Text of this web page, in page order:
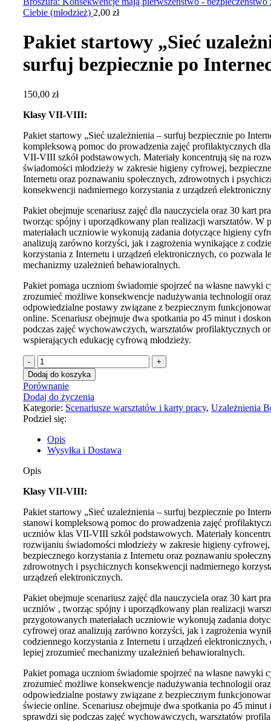
Ciebie (młodzież) 2,00 zł
Pakiet startowy „Sieć
surfuj bezpiecznie po
150,00 zł
Klasy VII-VIII:
Pakiet startowy „Sieć uzależnienia – surfuj bezpiecznie po
kompleksową pomoc do prowadzenia zajęć profilaktycznych
VII-VIII szkół podstawowych. Materiały koncentrują się na
świadomości młodzieży w zakresie higieny cyfrowej,
Internetu oraz poznawaniu społecznych, zdrowotnych i
konsekwencji nadmiernego korzystania z urządzeń
Pakiet obejmuje scenariusz zajęć dla nauczyciela oraz 30 kart
tworząc spójny i uporządkowany plan realizacji warsztatów. W
materiałach uczniowie wykonują zadania dotyczące higieny
analizują zarówno korzyści, jak i zagrożenia wynikające z
korzystania z Internetu i urządzeń elektronicznych, co pozwala
mechanizmy uzależnień behawioralnych.
Pakiet pomaga uczniom świadomie spojrzeć na własne nawyki
zrozumieć możliwe konsekwencje nadużywania technologii
odpowiedzialne postawy związane z bezpiecznym
online. Scenariusz obejmuje dwa spotkania po 45 minut i
podczas zajęć wychowawczych, warsztatów profilaktycznych
wspierających edukację cyfrową młodzieży.
Dodaj do koszyka
Porównanie
Dodaj do życzenia
Kategorie: Scenariusze warsztatów i karty pracy, Uzależnienia
Podziel się:
Opis
Wysyłka i Dostawa
Opis
Klasy VII-VIII:
Pakiet startowy „Sieć uzależnienia – surfuj bezpiecznie po
stanowi kompleksową pomoc do prowadzenia zajęć
uczniów klas VII-VIII szkół podstawowych. Materiały
rozwijaniu świadomości młodzieży w zakresie higieny cyfrowej,
bezpiecznego korzystania z Internetu oraz poznawaniu
zdrowotnych i psychicznych konsekwencji nadmiernego
urządzeń elektronicznych.
Pakiet obejmuje scenariusz zajęć dla nauczyciela oraz 30 kart
uczniów , tworząc spójny i uporządkowany plan realizacji
przygotowanych materiałach uczniowie wykonują zadania
cyfrowej oraz analizują zarówno korzyści, jak i zagrożenia
codziennego korzystania z Internetu i urządzeń elektronicznych,
lepiej zrozumieć mechanizmy uzależnień behawioralnych.
Pakiet pomaga uczniom świadomie spojrzeć na własne nawyki
zrozumieć możliwe konsekwencje nadużywania technologii
odpowiedzialne postawy związane z bezpiecznym
świecie online. Scenariusz obejmuje dwa spotkania po 45 minut
sprawdzi się podczas zajęć wychowawczych, warsztatów